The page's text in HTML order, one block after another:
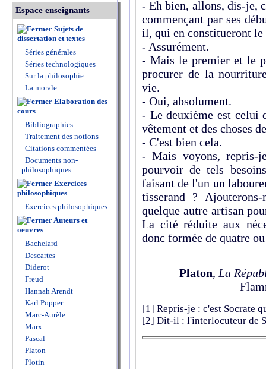
Espace enseignants
Sujets de
dissertation et textes
Séries générales
Séries technologiques
Sur la philosophie
La morale
Elaboration des
cours
Bibliographies
Traitement des notions
Citations commentées
Documents non-
philosophiques
Exercices
philosophiques
Exercices philosophiques
Auteurs et
oeuvres
Bachelard
Descartes
Diderot
Freud
Hannah Arendt
Karl Popper
Marc-Aurèle
Marx
Pascal
Platon
Plotin
- Eh bien, allons, dis-je,
commençant par ses
il, qui en constitueront le
- Assurément.
- Mais le premier et le
procurer de la
vie.
- Oui, absolument.
- Le deuxième est celui
vêtement et des choses
- C'est bien cela.
- Mais voyons, repris-
pourvoir de tels
faisant de l'un un
tisserand ?
quelque autre artisan
La cité réduite aux
donc formée de quatre
Platon, La
[1] Repris-je : c'est Socrate
[2] Dit-il : l'interlocuteur de